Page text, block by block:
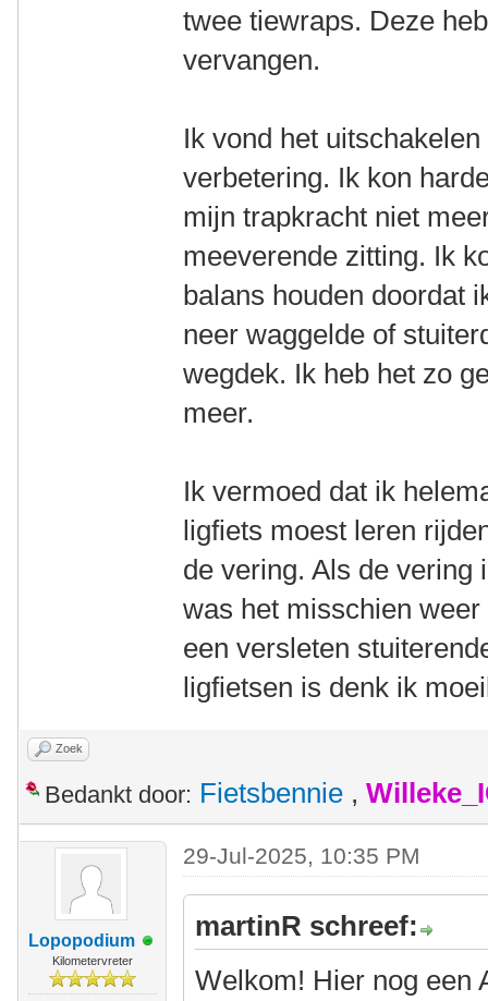
twee tiewraps. Deze
vervangen.
Ik vond het
verbetering. Ik kon
mijn trapkracht niet
meeverende zitting. Ik
balans houden doordat
neer waggelde of
wegdek. Ik heb het zo
meer.
Ik vermoed dat ik
ligfiets moest leren
de vering. Als de vering
was het misschien
een versleten
ligfietsen is denk ik
Zoek
Bedankt door: Fietsbennie ,
Lopopodium
Kilometervreter
29-Jul-2025, 10:35 PM
martinR schreef:
Welkom! Hier nog een